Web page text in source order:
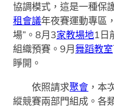
協調模式，這是一種保
租會議年夜賽運動專區
場”。8月3家教場地1日
組織預賽。9月舞蹈教室
睜開。
依照請求聚會 ，本
縱競賽兩部門組成。各